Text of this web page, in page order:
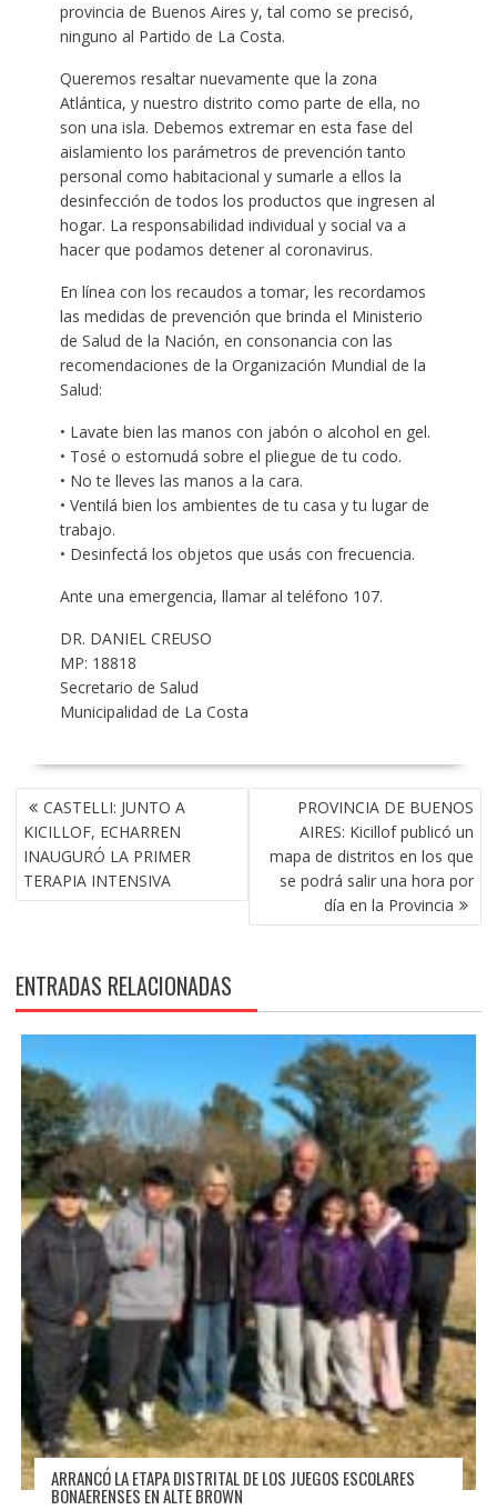
provincia de Buenos Aires y, tal como se precisó,
ninguno al Partido de La Costa.
Queremos resaltar nuevamente que la zona
Atlántica, y nuestro distrito como parte de ella, no
son una isla. Debemos extremar en esta fase del
aislamiento los parámetros de prevención tanto
personal como habitacional y sumarle a ellos la
desinfección de todos los productos que ingresen al
hogar. La responsabilidad individual y social va a
hacer que podamos detener al coronavirus.
En línea con los recaudos a tomar, les recordamos
las medidas de prevención que brinda el Ministerio
de Salud de la Nación, en consonancia con las
recomendaciones de la Organización Mundial de la
Salud:
• Lavate bien las manos con jabón o alcohol en gel.
• Tosé o estornudá sobre el pliegue de tu codo.
• No te lleves las manos a la cara.
• Ventilá bien los ambientes de tu casa y tu lugar de
trabajo.
• Desinfectá los objetos que usás con frecuencia.
Ante una emergencia, llamar al teléfono 107.
DR. DANIEL CREUSO
MP: 18818
Secretario de Salud
Municipalidad de La Costa
NAVEGACIÓN
DE
ENTRADAS
CASTELLI: JUNTO A
KICILLOF, ECHARREN
INAUGURÓ LA PRIMER
TERAPIA INTENSIVA
PROVINCIA DE BUENOS
AIRES: Kicillof publicó un
mapa de distritos en los que
se podrá salir una hora por
día en la Provincia
ENTRADAS RELACIONADAS
ARRANCÓ LA ETAPA DISTRITAL DE LOS JUEGOS ESCOLARES
BONAERENSES EN ALTE BROWN